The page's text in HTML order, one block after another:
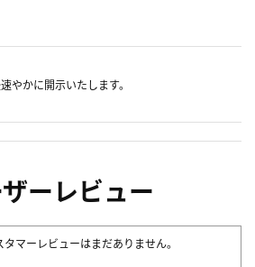
やかに開示いたします。
ーレビュー
マーレビューはまだありません。